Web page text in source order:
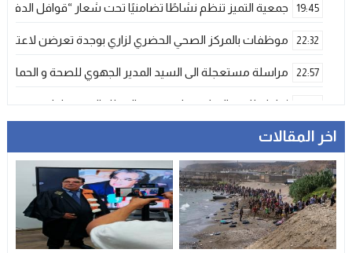
19:45 جمعية التميز تنظم نشاطًا تضامنيًا تحت شعار “قوافل الدفء
22:32 موظفات بالمركز الصحي الحضري لزاري بوجدة تعرضن
22:57 مراسلة مستعجلة الى السيد المدير الجهوي للصحة و الحماية
إحاطة للجنة الإقليمية لمتصرفي القطاع الصحي بإقليم وجدة
12:53 المنتخب المغربي الرديف يتوج بكأس العرب – فيفا 2025
21:06 فيضانات قوية بإقليم آسفي عقب تساقطات رعدية غير مسبوقة
17:18 دراجات التوصيل بوجدة… خدمة ضرورية تتحول إلى خطر يومي
13:11 وجدة…وفاة ضابط أمن في حادث مأساوي بسبب تعرضه
اخر المقالات